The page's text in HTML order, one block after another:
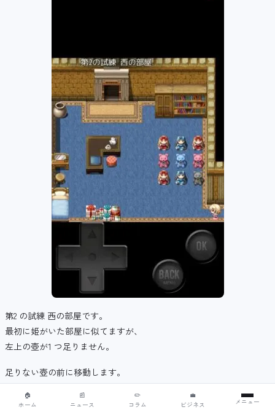
第2 の試練 西の部屋です。
最初に姫がいた部屋に似てますが、
左上の壺が1 つ足りません。
足りない壺の前に移動します。
🏠
ホーム
📰
ニュース
✏️
コラム
💼
ビジネス
メニュー